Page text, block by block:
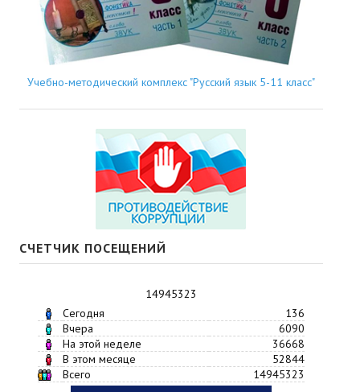
Учебно-методический комплекс "Русский язык 5-11 класс"
СЧЕТЧИК ПОСЕЩЕНИЙ
14945323
Сегодня
136
Вчера
6090
На этой неделе
36668
В этом месяце
52844
Всего
14945323